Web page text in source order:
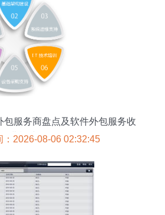
包服务商盘点及软件外包服务收
费模式解析
：2026-08-06 02:32:45